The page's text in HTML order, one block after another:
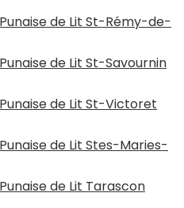
de Lit St-Rémy-de-
de Lit St-Savournin
de Lit St-Victoret
de Lit Stes-Maries-
de Lit Tarascon